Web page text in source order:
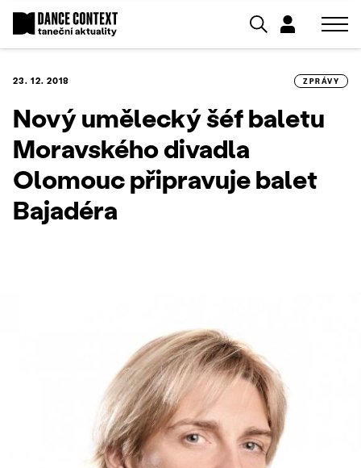
23. 12. 2018 ZPRÁVY
Nový umělecký šéf baletu
Moravského divadla
Olomouc připravuje balet
Bajadéra